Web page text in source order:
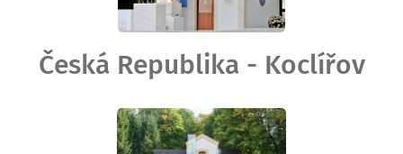
Česká Republika - Koclířov